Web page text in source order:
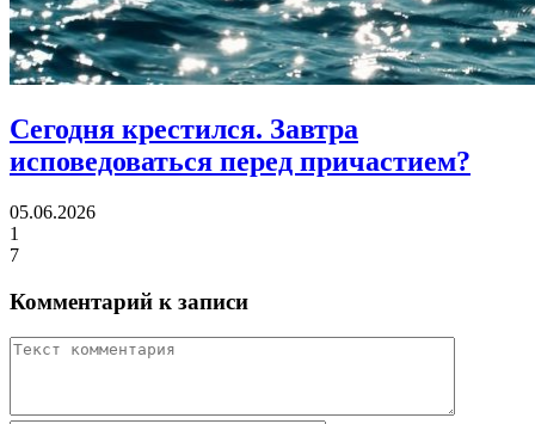
Сегодня крестился. Завтра
исповедоваться перед причастием?
05.06.2026
1
7
Комментарий к записи